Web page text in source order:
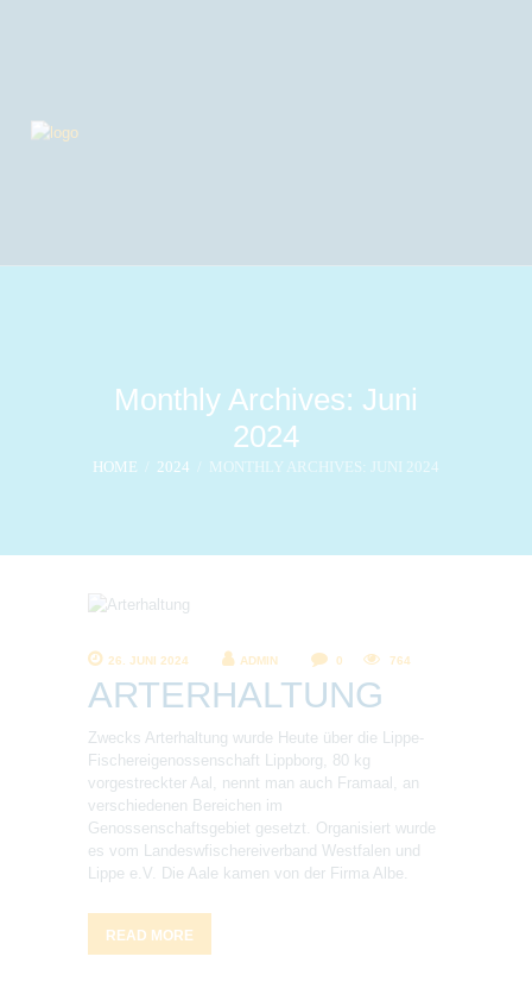
Monthly Archives: Juni
2024
HOME 2024 MONTHLY ARCHIVES: JUNI 2024
26. JUNI 2024 ADMIN 0 764
ARTERHALTUNG
Zwecks Arterhaltung wurde Heute über die Lippe-
Fischereigenossenschaft Lippborg, 80 kg
vorgestreckter Aal, nennt man auch Framaal, an
verschiedenen Bereichen im
Genossenschaftsgebiet gesetzt. Organisiert wurde
es vom Landeswfischereiverband Westfalen und
Lippe e.V. Die Aale kamen von der Firma Albe.
READ MORE